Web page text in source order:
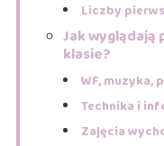
Liczby
Jak wyglądają
klasie?
WF, muzyka,
Technika i
Zajęcia